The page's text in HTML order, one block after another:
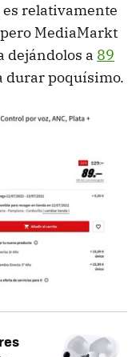
es relativamente
MediaMarkt
dejándolos a 89
durar poquísimo.